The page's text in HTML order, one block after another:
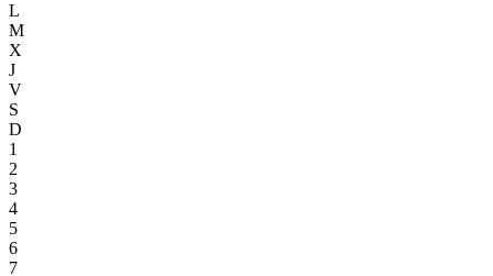
L
M
X
J
V
S
D
1
2
3
4
5
6
7